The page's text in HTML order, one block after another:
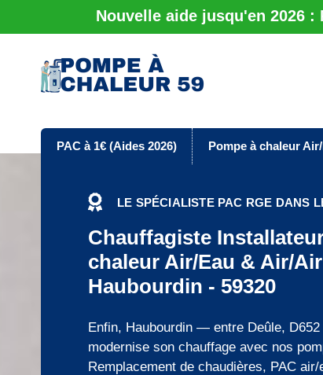
Nouvelle aide jusqu'en 2026 :
PAC à 1€ (Aides 2026) Pompe à chaleur
LE SPÉCIALISTE PAC RGE DANS
Chauffagiste
chaleur Air/Eau & Air/
Haubourdin - 59320
Enfin, Haubourdin — entre Deûle,
modernise son chauffage avec nos
Remplacement de chaudières, PAC